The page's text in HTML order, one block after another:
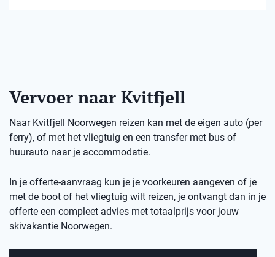
Vervoer naar Kvitfjell
Naar Kvitfjell Noorwegen reizen kan met de eigen auto (per
ferry), of met het vliegtuig en een transfer met bus of
huurauto naar je accommodatie.
In je offerte-aanvraag kun je je voorkeuren aangeven of je
met de boot of het vliegtuig wilt reizen, je ontvangt dan in je
offerte een compleet advies met totaalprijs voor jouw
skivakantie Noorwegen.